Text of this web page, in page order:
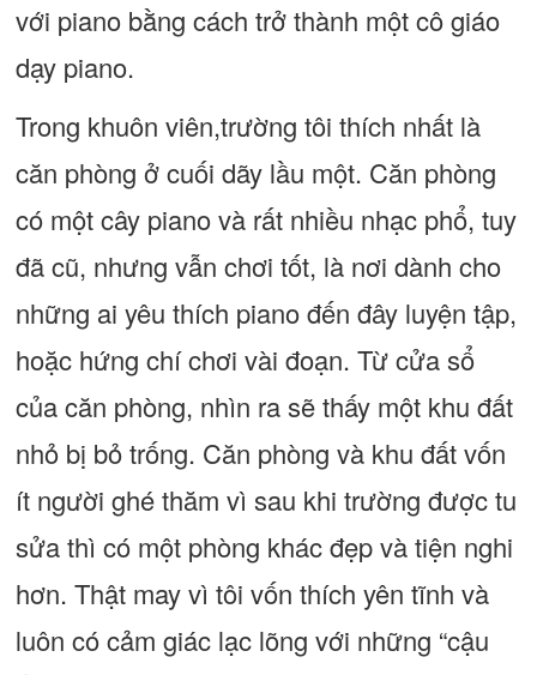
với piano bằng cách trở thành một cô giáo
dạy piano.
Trong khuôn viên,trường tôi thích nhất là
căn phòng ở cuối dãy lầu một. Căn phòng
có một cây piano và rất nhiều nhạc phổ, tuy
đã cũ, nhưng vẫn chơi tốt, là nơi dành cho
những ai yêu thích piano đến đây luyện tập,
hoặc hứng chí chơi vài đoạn. Từ cửa sổ
của căn phòng, nhìn ra sẽ thấy một khu đất
nhỏ bị bỏ trống. Căn phòng và khu đất vốn
ít người ghé thăm vì sau khi trường được tu
sửa thì có một phòng khác đẹp và tiện nghi
hơn. Thật may vì tôi vốn thích yên tĩnh và
luôn có cảm giác lạc lõng với những “cậu